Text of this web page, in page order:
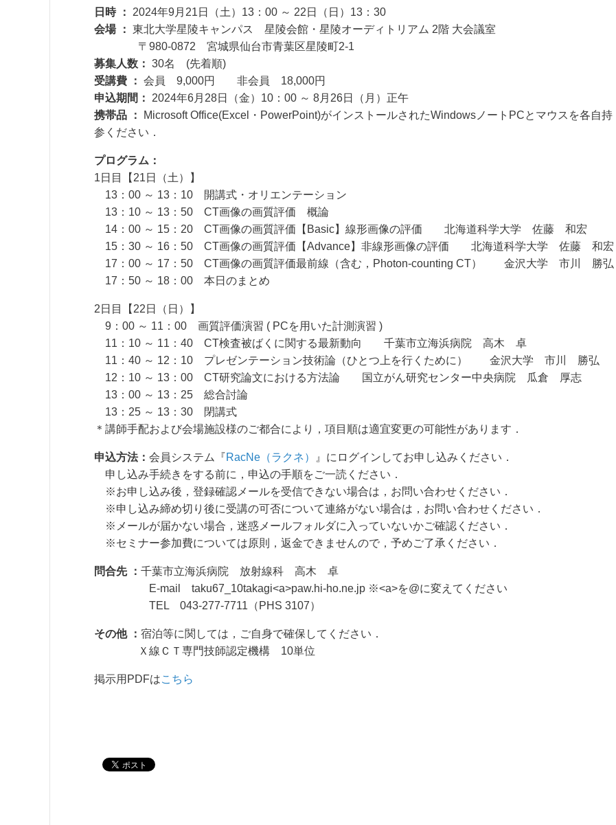
日時 ：
2024年9月21日（土）13：00 ～ 22日（日）13：30
会場 ： 東北大学星陵キャンパス 星陵会館・星陵オーディトリアム 2階 大会議室
〒980-0872 宮城県仙台市青葉区星陵町2-1
募集人数： 30名 (先着順)
受講費 ： 会員 9,000円 非会員 18,000円
申込期間：
2024年6月28日（金）10：00 ～ 8月26日（月）正午
携帯品 ：
Microsoft Office(Excel・PowerPoint)がインストールされたWindowsノートPCとマウスを各自持
参ください．
プログラム：
1日目【21日（土）】
13：00 ～ 13：10 開講式・オリエンテーション
13：10 ～ 13：50 CT画像の画質評価 概論
14：00 ～ 15：20 CT画像の画質評価【Basic】線形画像の評価 北海道科学大学 佐藤 和宏
15：30 ～ 16：50 CT画像の画質評価【Advance】非線形画像の評価 北海道科学大学 佐藤 和宏
17：00 ～ 17：50 CT画像の画質評価最前線（含む，Photon-counting CT） 金沢大学 市川 勝弘
17：50 ～ 18：00 本日のまとめ
2日目【22日（日）】
9：00 ～ 11：00 画質評価演習 ( PCを用いた計測演習 )
11：10 ～ 11：40 CT検査被ばくに関する最新動向 千葉市立海浜病院 高木 卓
11：40 ～ 12：10 プレゼンテーション技術論（ひとつ上を行くために） 金沢大学 市川 勝弘
12：10 ～ 13：00 CT研究論文における方法論 国立がん研究センター中央病院 瓜倉 厚志
13：00 ～ 13：25 総合討論
13：25 ～ 13：30 閉講式
＊講師手配および会場施設様のご都合により，項目順は適宜変更の可能性があります．
申込方法： 会員システム『RacNe（ラクネ）
』にログインしてお申し込みください．
申し込み手続きをする前に，申込の手順をご一読ください．
※お申し込み後，登録確認メールを受信できない場合は，お問い合わせください．
※申し込み締め切り後に受講の可否について連絡がない場合は，お問い合わせください．
※メールが届かない場合，迷惑メールフォルダに入っていないかご確認ください．
※セミナー参加費については原則，返金できませんので，予めご了承ください．
問合先 ： 千葉市立海浜病院 放射線科 高木 卓
E-mail taku67_10takagi<a>paw.hi-ho.ne.jp ※<a>を@に変えてください
TEL 043-277-7711（PHS 3107）
その他 ： 宿泊等に関しては，ご自身で確保してください．
Ｘ線ＣＴ専門技師認定機構 10単位
掲示用PDFはこちら